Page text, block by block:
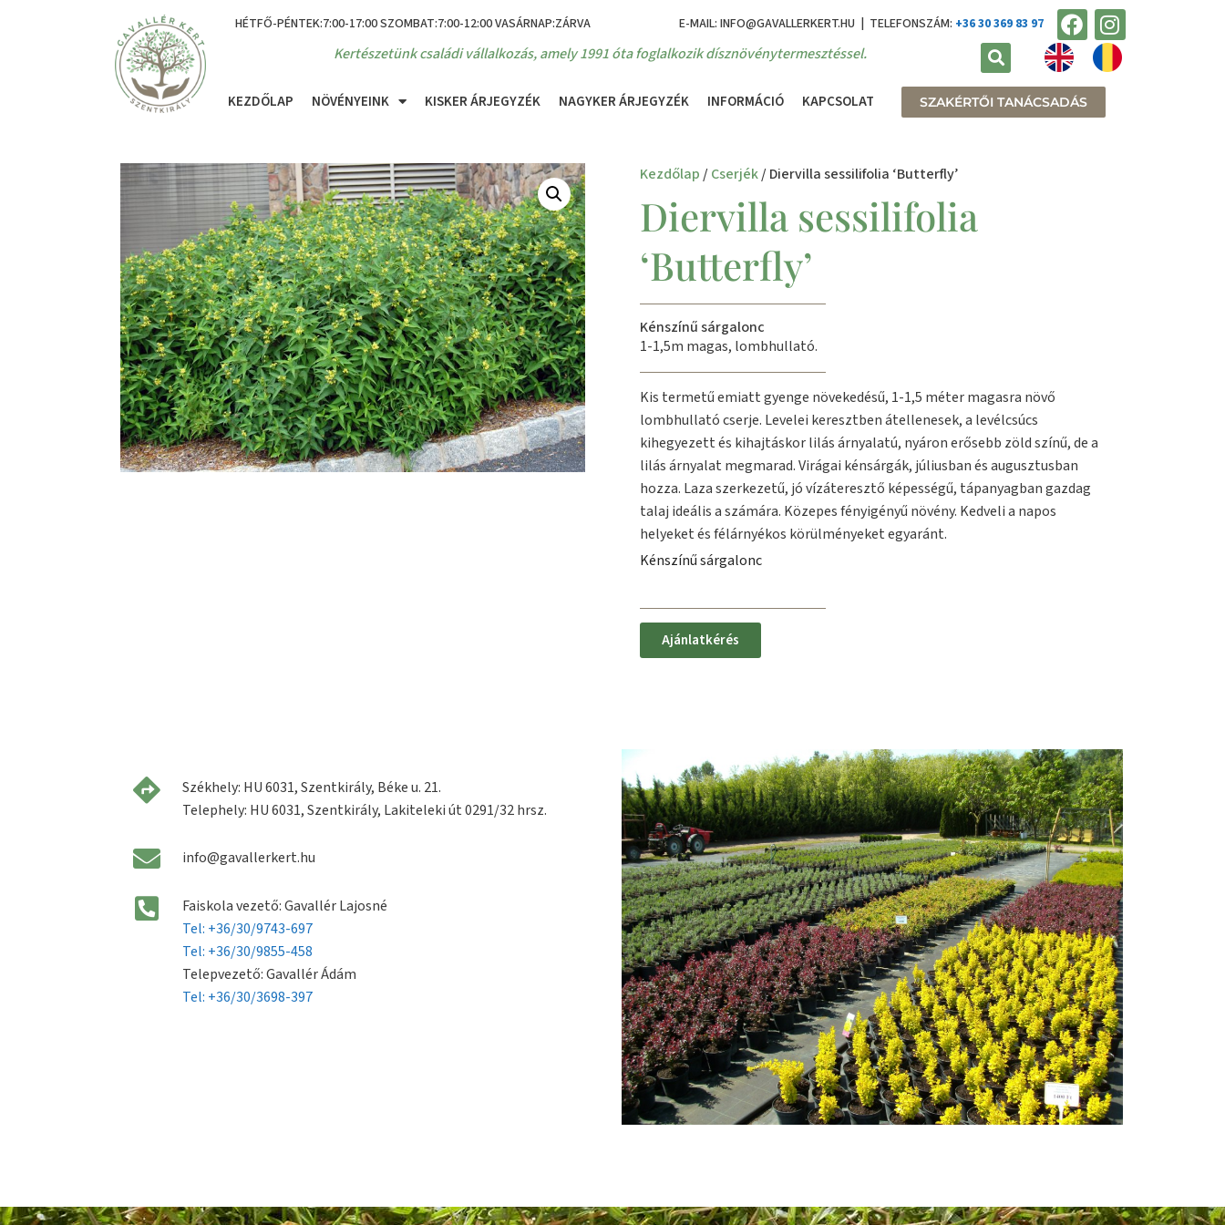
HÉTFŐ-PÉNTEK:7:00-17:00 SZOMBAT:7:00-12:00 VASÁRNAP:ZÁRVA E-MAIL: INFO@GAVALLERKERT.HU | TELEFONSZÁM: +36 30 369 83 97
Kertészetünk családi vállalkozás, amely 1991 óta foglalkozik dísznövénytermesztéssel.
KEZDŐLAP NÖVÉNYEINK KISKER ÁRJEGYZÉK NAGYKER ÁRJEGYZÉK INFORMÁCIÓ KAPCSOLAT SZAKÉRTŐI TANÁCSADÁS
Kezdőlap /Cserjék/ Diervilla sessilifolia ‘Butterfly’
Diervilla sessilifolia
‘Butterfly’
Kénszínű sárgalonc
1-1,5m magas, lombhullató.
Kis termetű emiatt gyenge növekedésű, 1-1,5 méter magasra növő
lombhullató cserje. Levelei keresztben átellenesek, a levélcsúcs
kihegyezett és kihajtáskor lilás árnyalatú, nyáron erősebb zöld színű, de a
lilás árnyalat megmarad. Virágai kénsárgák, júliusban és augusztusban
hozza. Laza szerkezetű, jó vízáteresztő képességű, tápanyagban gazdag
talaj ideális a számára. Közepes fényigényű növény. Kedveli a napos
helyeket és félárnyékos körülményeket egyaránt.
Kénszínű sárgalonc
Ajánlatkérés
Székhely: HU 6031, Szentkirály, Béke u. 21.
Telephely: HU 6031, Szentkirály, Lakiteleki út 0291/32 hrsz.
info@gavallerkert.hu
Faiskola vezető: Gavallér Lajosné
Tel: +36/30/9743-697
Tel: +36/30/9855-458
Telepvezető: Gavallér Ádám
Tel: +36/30/3698-397